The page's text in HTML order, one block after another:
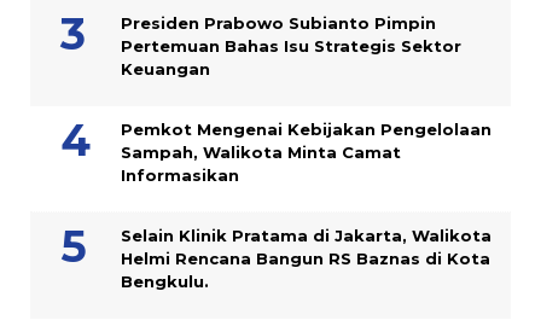
Presiden Prabowo Subianto Pimpin
Pertemuan Bahas Isu Strategis Sektor
Keuangan
Pemkot Mengenai Kebijakan Pengelolaan
Sampah, Walikota Minta Camat
Informasikan
Selain Klinik Pratama di Jakarta, Walikota
Helmi Rencana Bangun RS Baznas di Kota
Bengkulu.